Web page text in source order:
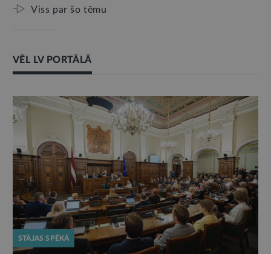
Viss par šo tēmu
VĒL LV PORTĀLĀ
STĀJAS SPĒKĀ